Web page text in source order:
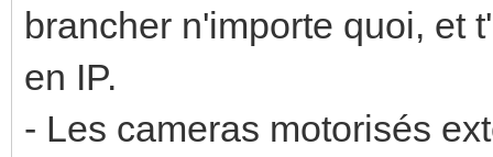
brancher n'importe quoi, et
en IP.
- Les cameras motorisés